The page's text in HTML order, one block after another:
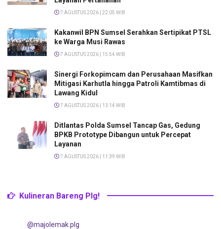
7 AGUSTUS 2026 | 22:05 WIB
Kakanwil BPN Sumsel Serahkan Sertipikat PTSL
ke Warga Musi Rawas
7 AGUSTUS 2026 | 15:54 WIB
Sinergi Forkopimcam dan Perusahaan Masifkan
Mitigasi Karhutla hingga Patroli Kamtibmas di
Lawang Kidul
7 AGUSTUS 2026 | 13:14 WIB
Ditlantas Polda Sumsel Tancap Gas, Gedung
BPKB Prototype Dibangun untuk Percepat
Layanan
7 AGUSTUS 2026 | 11:39 WIB
Kulineran Bareng Plg!
@majolemak.plg